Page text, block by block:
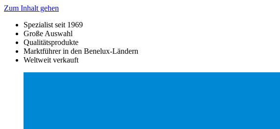
Zum Inhalt gehen
Spezialist seit 1969
Große Auswahl
Qualitätsprodukte
Marktführer in den Benelux-Ländern
Weltweit verkauft